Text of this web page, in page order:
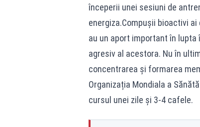
începerii unei sesiuni de
energiza.Compușii bioactivi
au un aport important în
agresiv al acestora. Nu în
concentrarea și formarea
Organizația Mondiala a
cursul unei zile și 3-4 cafele.